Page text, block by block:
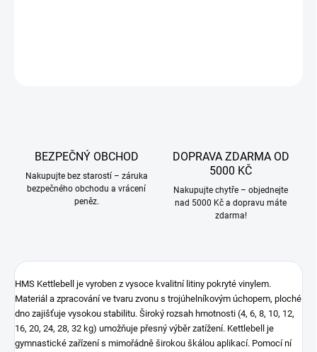
BEZPEČNÝ OBCHOD
Nakupujte bez starostí – záruka
bezpečného obchodu a vrácení
peněz.
DOPRAVA ZDARMA OD
5000 KČ
Nakupujte chytře – objednejte
nad 5000 Kč a dopravu máte
zdarma!
HMS Kettlebell je vyroben z vysoce kvalitní litiny pokryté vinylem.
Materiál a zpracování ve tvaru zvonu s trojúhelníkovým úchopem, ploché
dno zajišťuje vysokou stabilitu. Široký rozsah hmotnosti (4, 6, 8, 10, 12,
16, 20, 24, 28, 32 kg) umožňuje přesný výběr zatížení. Kettlebell je
gymnastické zařízení s mimořádně širokou škálou aplikací. Pomocí ní